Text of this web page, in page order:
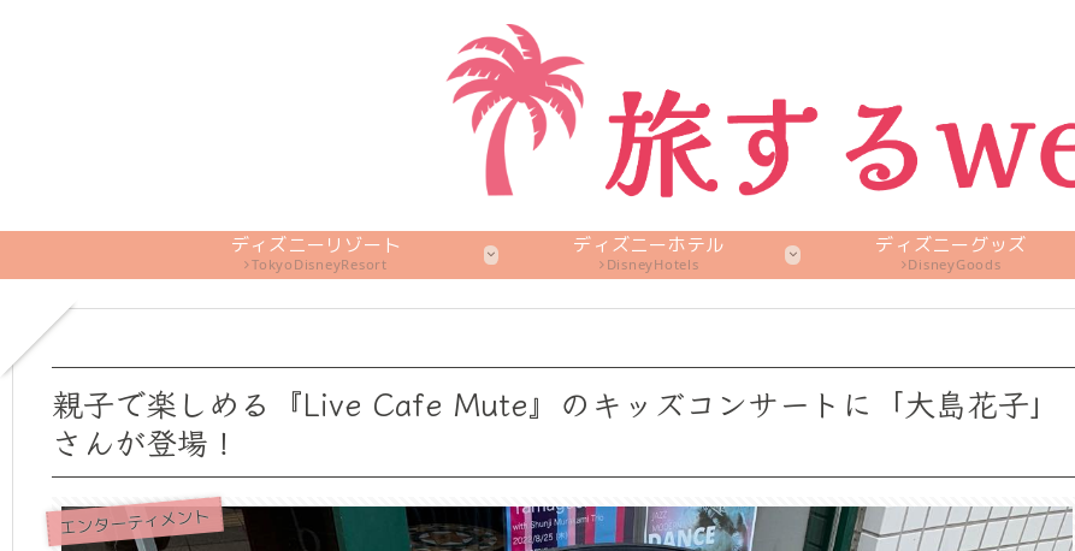
ディズニーリゾート
TokyoDisneyResort
ディズニーホテル
DisneyHotels
ディズニーグッズ
DisneyGoods
親子で楽しめる『Live Cafe Mute』のキッズコンサートに「大島花子」
さんが登場！
エンターティメント